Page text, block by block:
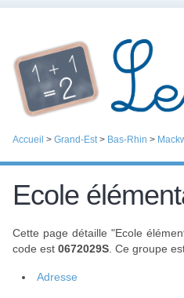
Accueil > Grand-Est> Bas-Rhin >
Ecole
Cette page détaille "Ecole
code est 0672029S . Ce groupe
Adresse